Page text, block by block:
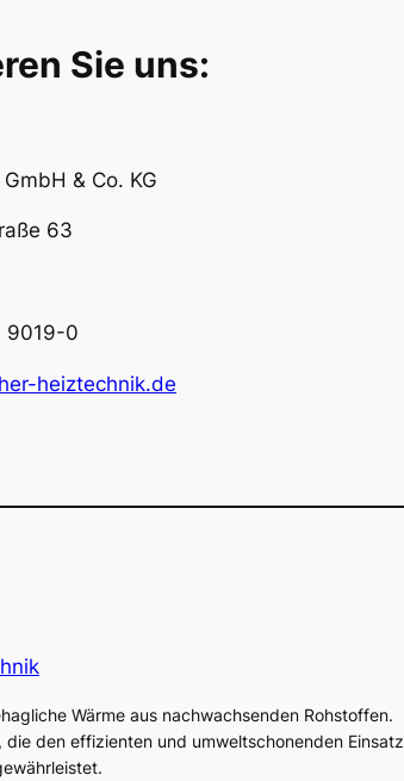
Sie uns:
GmbH & Co. KG
63
9019-0
heiztechnik.de
Wärme aus nachwachsenden Rohstoffen.
die den effizienten und umweltschonenden Einsatz